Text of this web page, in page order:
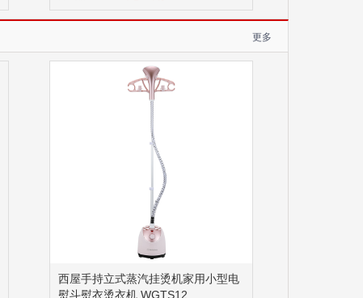
更多
西屋手持立式蒸汽挂烫机家用小型电
熨斗熨衣烫衣机 WGTS12